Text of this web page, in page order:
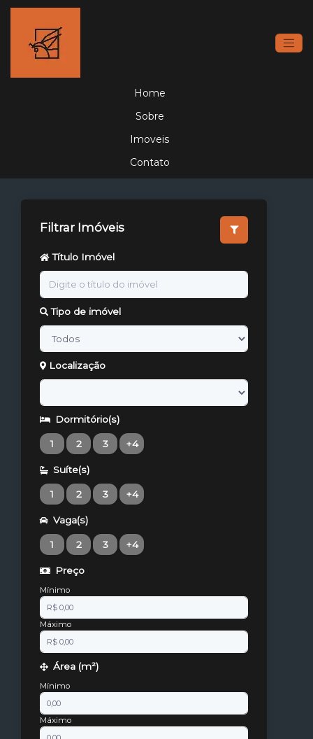
Home
Sobre
Imoveis
Contato
Filtrar Imóveis
Título Imóvel
Tipo de imóvel
Localização
Dormitório(s)
1 2 3 +4
Suíte(s)
1 2 3 +4
Vaga(s)
1 2 3 +4
Preço
Mínimo
Máximo
Área (m²)
Mínimo
Máximo